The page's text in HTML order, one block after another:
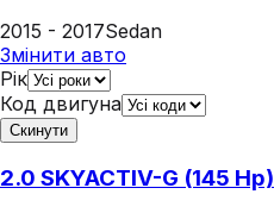
2015 - 2017Sedan
Змінити авто
Рік
Код двигуна
Скинути
2.0 SKYACTIV-G (145 Hp)